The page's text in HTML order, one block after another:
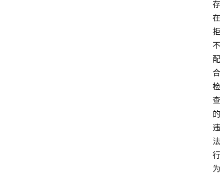
存
在
拒
不
配
合
检
查
的
违
法
行
为